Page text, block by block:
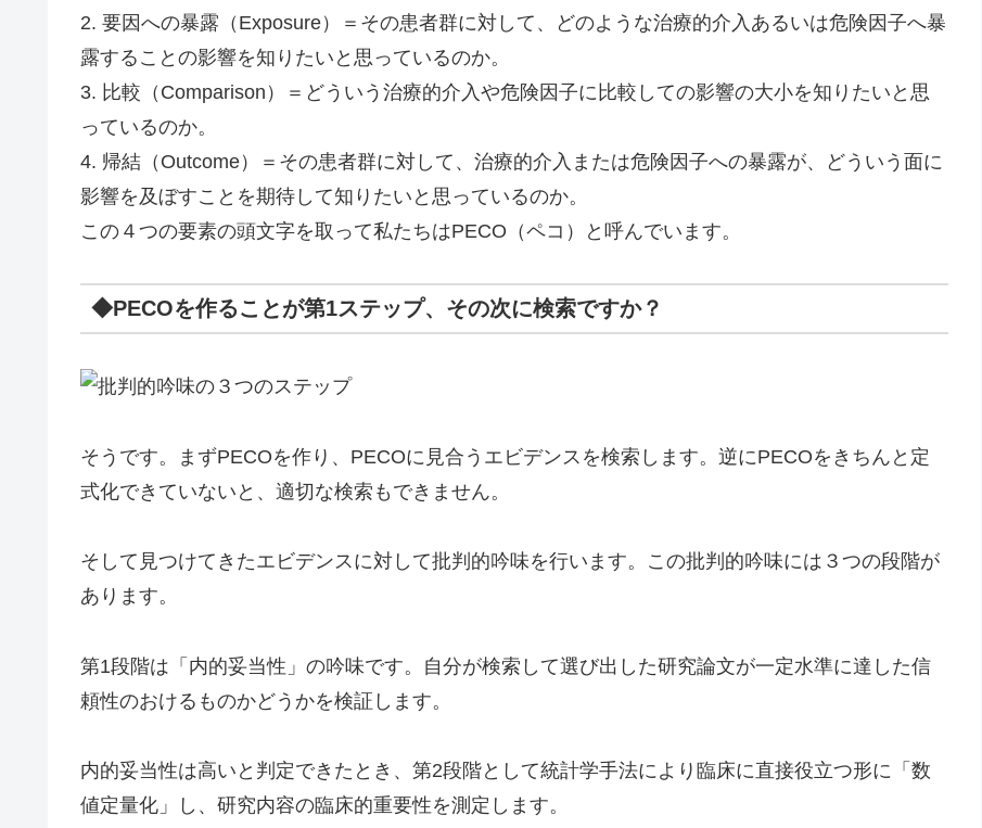
2. 要因への暴露（Exposure）＝その患者群に対して、どのような治療的介入あるいは危険因子へ暴
露することの影響を知りたいと思っているのか。
3. 比較（Comparison）＝どういう治療的介入や危険因子に比較しての影響の大小を知りたいと思
っているのか。
4. 帰結（Outcome）＝その患者群に対して、治療的介入または危険因子への暴露が、どういう面に
影響を及ぼすことを期待して知りたいと思っているのか。
この４つの要素の頭文字を取って私たちはPECO（ペコ）と呼んでいます。
◆PECOを作ることが第1ステップ、その次に検索ですか？
そうです。まずPECOを作り、PECOに見合うエビデンスを検索します。逆にPECOをきちんと定
式化できていないと、適切な検索もできません。
そして見つけてきたエビデンスに対して批判的吟味を行います。この批判的吟味には３つの段階が
あります。
第1段階は「内的妥当性」の吟味です。自分が検索して選び出した研究論文が一定水準に達した信
頼性のおけるものかどうかを検証します。
内的妥当性は高いと判定できたとき、第2段階として統計学手法により臨床に直接役立つ形に「数
値定量化」し、研究内容の臨床的重要性を測定します。